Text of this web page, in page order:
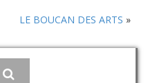
LE BOUCAN DES ARTS »